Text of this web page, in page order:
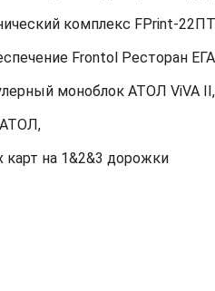
комплекс FPrint-
Frontol Ресторан
моноблок АТОЛ ViVA II,
на 1&2&3 дорожки